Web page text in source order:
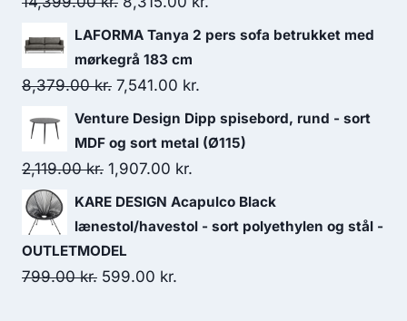
LAFORMA Tanya 2 pers sofa betrukket med
mørkegrå 183 cm
8,379.00kr. 7,541.00 kr.
Venture Design Dipp spisebord, rund - sort
MDF og sort metal (Ø115)
2,119.00kr. 1,907.00 kr.
KARE DESIGN Acapulco Black
lænestol/havestol - sort polyethylen og stål -
OUTLETMODEL
799.00kr. 599.00 kr.